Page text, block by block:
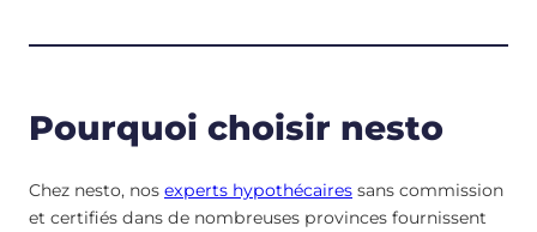
Pourquoi choisir nesto
Chez nesto, nos experts hypothécaires sans commission
et certifiés dans de nombreuses provinces fournissent